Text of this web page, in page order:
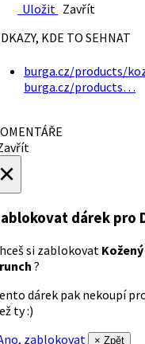
Uložit Zavřít
KDE TO SEHNAT
burga.cz/products/
burga.cz/products…
dárek pro
si zablokovat
?
dárek pak nekoupí
ty :)
zablokovat
× Zpět